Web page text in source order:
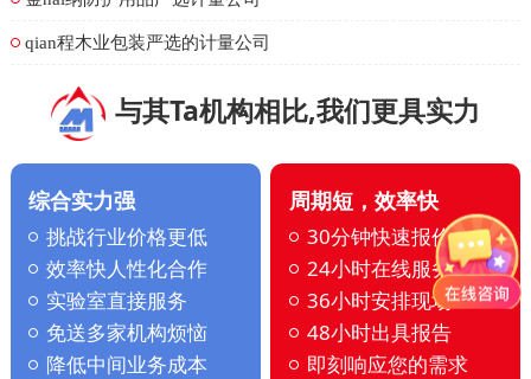
qian程木业包装严选的计量公司
与其Ta机构相比,我们更具实力
综合实力强
挑战行业价格更低
效率快人性化合作
实验室直接服务
免送多家机构烦恼
降低中间业务成本
周期短，效率快
30分钟快速报价
24小时在线服务
36小时安排现场
48小时出具报告
即刻响应您的需求